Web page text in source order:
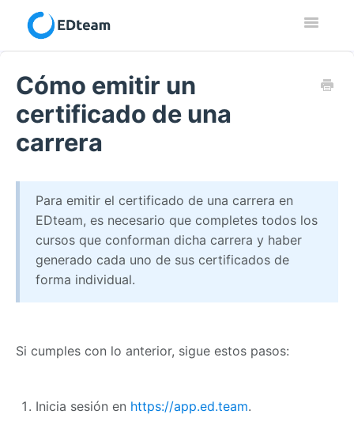
Toggle
Contacto
Cómo emitir un
certificado de una
carrera
Para emitir el certificado de una carrera en
EDteam, es necesario que completes todos los
cursos que conforman dicha carrera y haber
generado cada uno de sus certificados de
forma individual.
Si cumples con lo anterior, sigue estos pasos:
Inicia sesión en https://app.ed.team.